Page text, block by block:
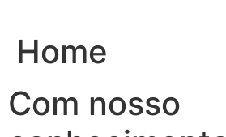
conteúdo
Home
Com nosso